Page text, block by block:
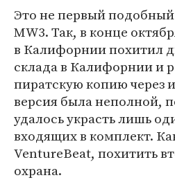
Это не первый
MW3. Так, в конце
в Калифорнии похитил
склада в Калифорнии и
пиратскую копию через
версия была неполной,
удалось украсть лишь
входящих в комплект.
VentureBeat, похитить
охрана.